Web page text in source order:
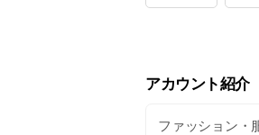
アカウント紹介
ファッション・